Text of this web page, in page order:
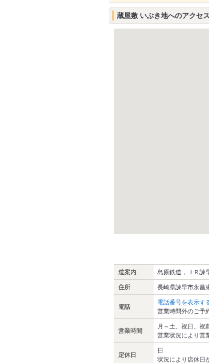
蔵屋敷 いぶき地へのアクセス
道案内 島原鉄道，ＪＲ諫
住所 長崎県諫早市永昌
電話
電話番号を表示す
営業時間外のご予
営業時間
月～土、祝日、祝
営業状況により営
定休日
日
状況により店休日